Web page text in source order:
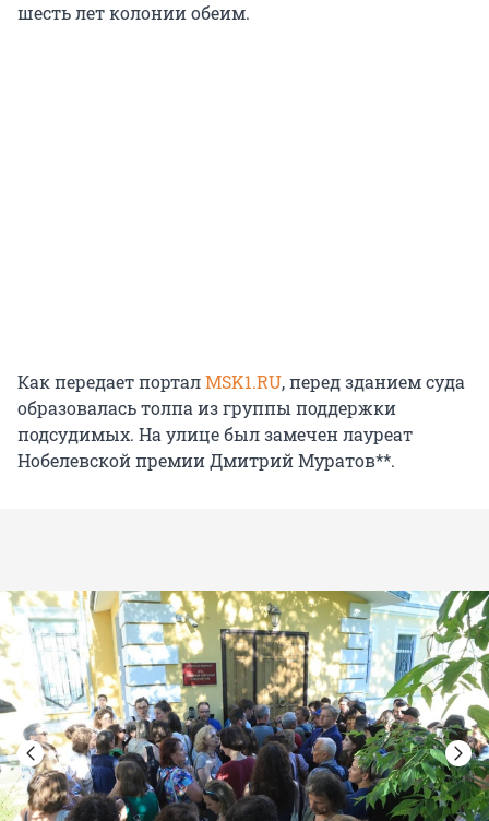
шесть лет колонии обеим.
Как передает порталMSK1.RU, перед зданием суда
образовалась толпа из группы поддержки
подсудимых. На улице был замечен лауреат
Нобелевской премии Дмитрий Муратов**.